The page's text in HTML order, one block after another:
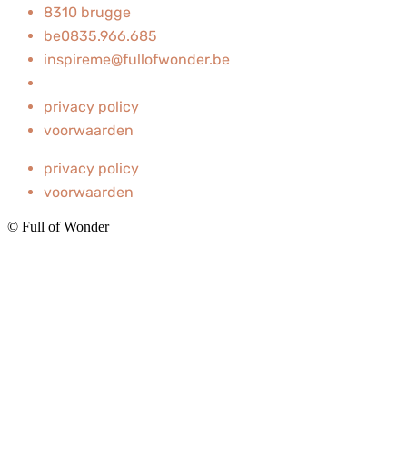
8310 brugge
be0835.966.685
inspireme@fullofwonder.be
privacy policy
voorwaarden
privacy policy
voorwaarden
© Full of Wonder